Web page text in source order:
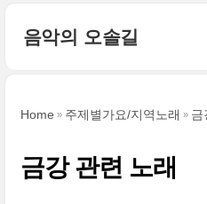
음악의 오솔길
Home 주제별가요/지역노래 금
금강 관련 노래